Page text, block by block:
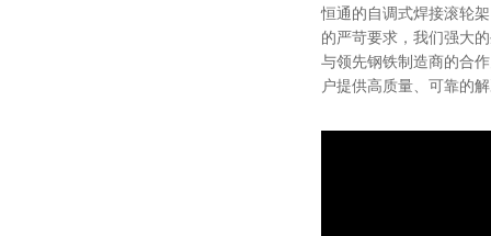
恒通的自调式焊接滚轮
的严苛要求，我们强大
与领先钢铁制造商的合
户提供高质量、可靠的